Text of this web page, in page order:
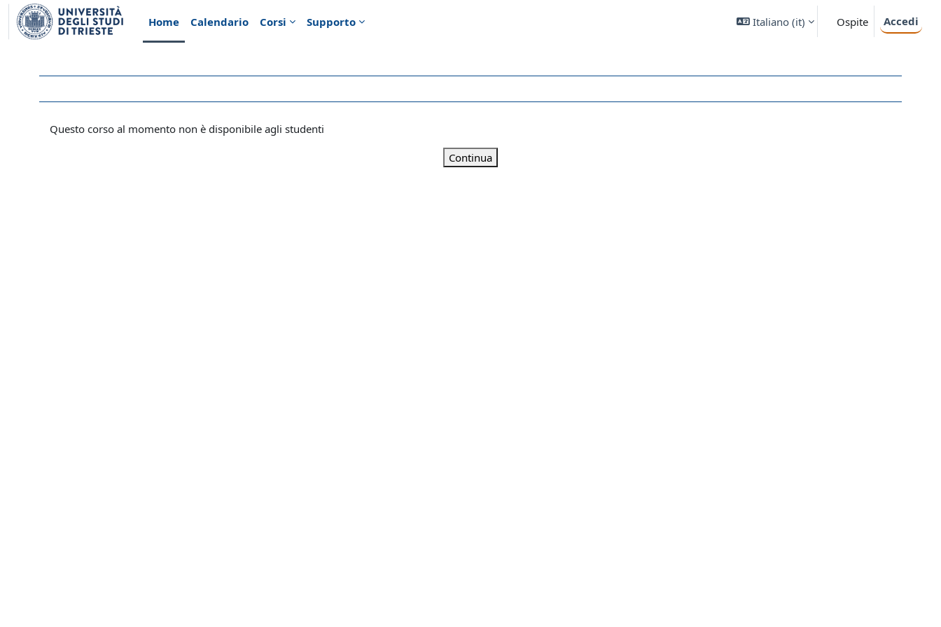
Vai al contenuto principale
Home
Calendario Corsi Supporto Italiano ‎(it)‎ Ospite Accedi
Questo corso al momento non è disponibile agli studenti
Continua